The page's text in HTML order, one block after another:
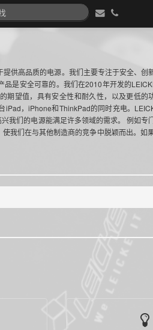
供高品质的电源。我们主要专注于安全、创
是安全可靠的。我们在2010年开发的
期望值，具有安全性和耐久性，以及更低的
，iPhone和ThinkPad的同时充电。
我们的电源能满足许多领域的需求。 例如专
我们在与其他制造商的竞争中脱颖而出。如